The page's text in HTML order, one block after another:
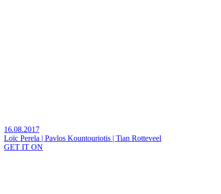
16.08.2017
Loïc Perela | Pavlos Kountouriotis | Tian Rotteveel
GET IT ON